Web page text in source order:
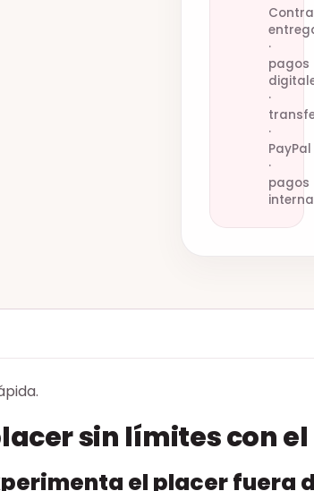
Contra
entrega
·
pagos
·
·
PayPal
·
pagos
sin límites con el
el placer fuera